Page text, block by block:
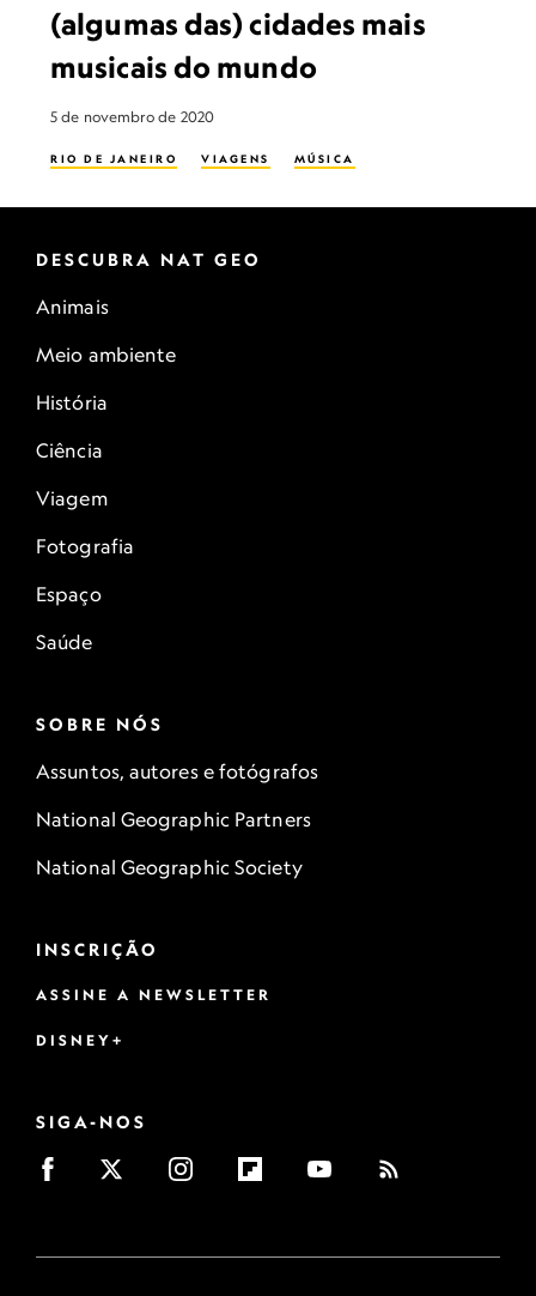
(algumas das) cidades mais
musicais do mundo
5 de novembro de 2020
RIO DE JANEIRO VIAGENS MÚSICA
DESCUBRA NAT GEO
Animais
Meio ambiente
História
Ciência
Viagem
Fotografia
Espaço
Saúde
SOBRE NÓS
Assuntos, autores e fotógrafos
National Geographic Partners
National Geographic Society
INSCRIÇÃO
ASSINE A NEWSLETTER
DISNEY+
SIGA-NOS